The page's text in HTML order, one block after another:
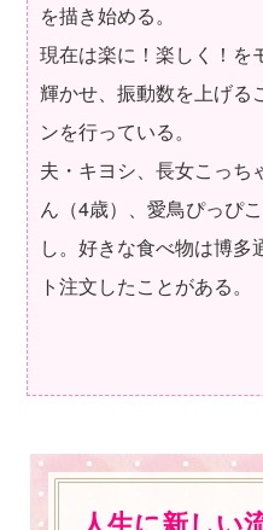
を描き始める。
現在は楽に！楽しく！を
輝かせ、振動数を上げる
ンを行っている。
夫・キヨシ、長女こっち
ん（4歳）、愛鳥ぴっぴ
し。好きな食べ物は博多
ト注文したことがある。